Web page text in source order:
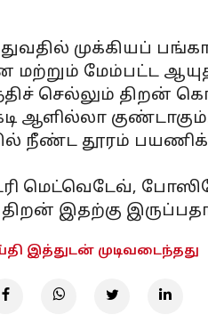
முக்கியப்
மற்றும் மேம்பட்ட
செல்லும் திறன்
ஆளில்லா
நீண்ட தூரம்
மெட்வெடேவ்,
இதற்கு
இத்துடன் முடிவடைந்தது